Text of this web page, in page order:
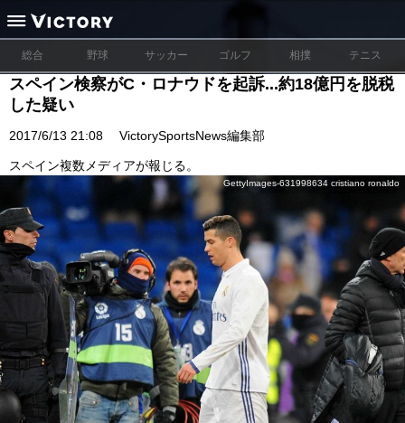
総合 野球 サッカー ゴルフ 相撲 テニス
スペイン検察がC・ロナウドを起訴...約18億円を脱税
した疑い
2017/6/13 21:08 VictorySportsNews編集部
スペイン複数メディアが報じる。
GettyImages-631998634 cristiano ronaldo